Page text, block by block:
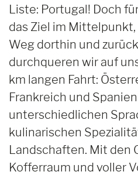
Liste: Portugal! Doch
das Ziel im
Weg dorthin und
durchqueren wir auf
km langen Fahrt:
Frankreich und
unterschiedlichen
kulinarischen
Landschaften. Mit den
Kofferraum und voller